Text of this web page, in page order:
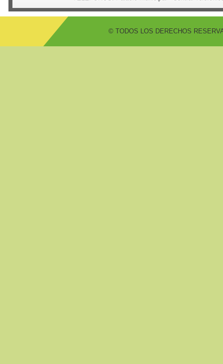
© TODOS LOS DERECHOS